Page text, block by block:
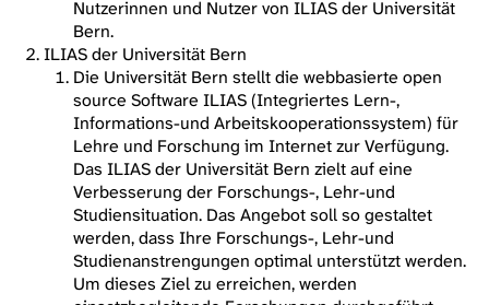
Nutzerinnen und Nutzer von ILIAS der Universität
Bern.
ILIAS der Universität Bern
Die Universität Bern stellt die webbasierte open
source Software ILIAS (Integriertes Lern-,
Informations-und Arbeitskooperationssystem) für
Lehre und Forschung im Internet zur Verfügung.
Das ILIAS der Universität Bern zielt auf eine
Verbesserung der Forschungs-, Lehr-und
Studiensituation. Das Angebot soll so gestaltet
werden, dass Ihre Forschungs-, Lehr-und
Studienanstrengungen optimal unterstützt werden.
Um dieses Ziel zu erreichen, werden